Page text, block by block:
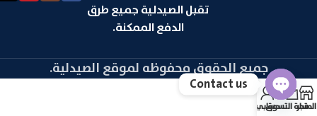
تقبل الصيدلية جميع طرق
الدفع الممكنة.
جميع الحقوق محفوظه لموقع الصيدلية.
المتجر
سلة التسوق
حسابي
Contact us
Open